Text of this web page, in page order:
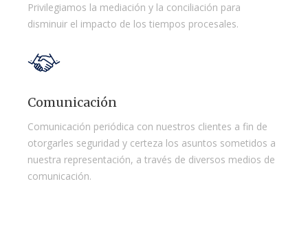
Privilegiamos la mediación y la conciliación para
disminuir el impacto de los tiempos procesales.
Comunicación
Comunicación periódica con nuestros clientes a fin de
otorgarles seguridad y certeza los asuntos sometidos a
nuestra representación, a través de diversos medios de
comunicación.